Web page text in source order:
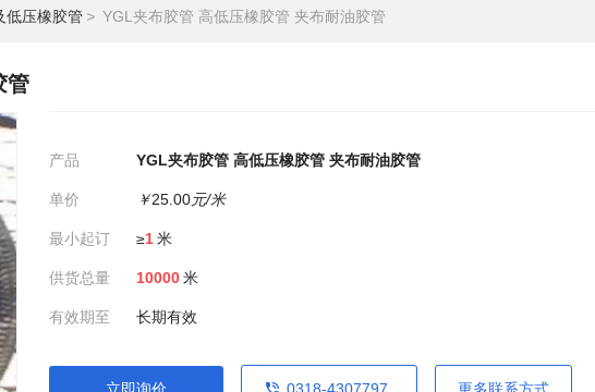
低压橡胶管 > YGL夹布胶管 高低压橡胶管 夹布耐油胶管
管
产品 YGL夹布胶管 高低压橡胶管 夹布耐油胶管
单价 ￥25.00元/米
最小起订 ≥1米
供货总量 10000米
有效期至 长期有效